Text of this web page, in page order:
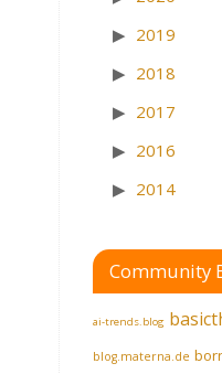
2019
2018
2017
2016
2014
Community
ai-trends.blog
blog.materna.de